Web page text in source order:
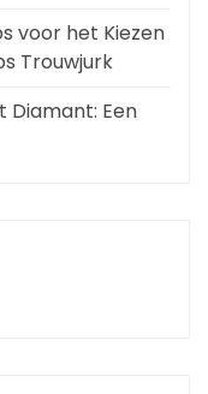
voor het Kiezen
Trouwjurk
Diamant: Een